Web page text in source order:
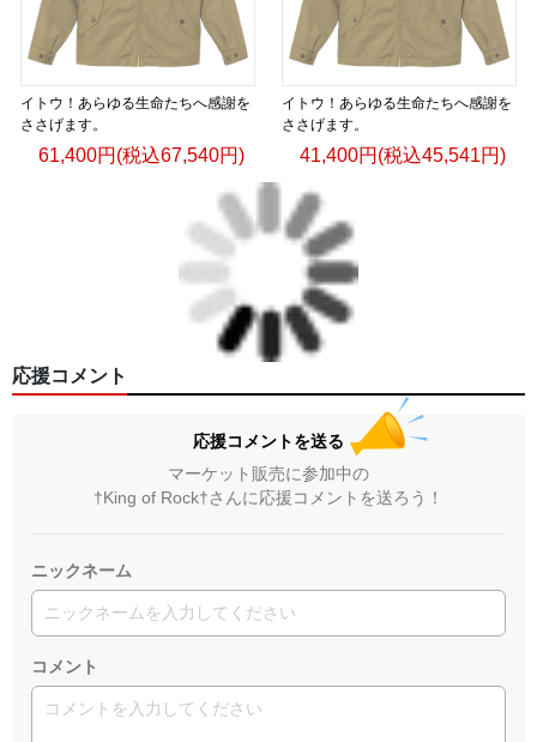
イトウ！あらゆる生命たちへ感謝を
ささげます。
61,400円(税込67,540円)
イトウ！あらゆる生命たちへ感謝を
ささげます。
41,400円(税込45,541円)
応援コメント
応援コメントを送る
マーケット販売に参加中の
†King of Rock†さんに応援コメントを送ろう！
ニックネーム
コメント